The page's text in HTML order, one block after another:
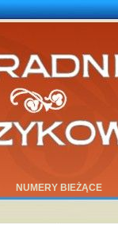
NUMERY BIEŻĄCE